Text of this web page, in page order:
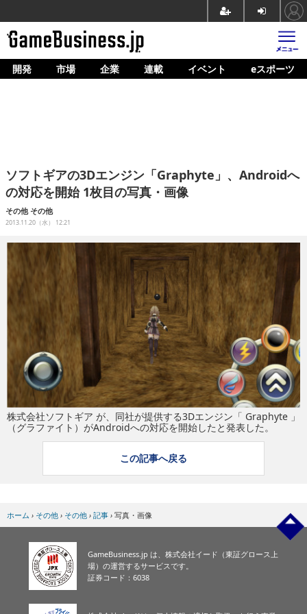
ホーム
企業動向
人材育成
連載
イベント/セミナー
eスポーツ
開発 市場 企業 連載 イベント eスポーツ
ソフトギアの3Dエンジン「Graphyte」、Androidへ
の対応を開始 1枚目の写真・画像
その他 その他
2013.11.20（水） 12:21
株式会社ソフトギア が、同社が提供する3Dエンジン「 Graphyte 」
（グラファイト）がAndroidへの対応を開始したと発表した。
この記事へ戻る
ホーム › その他 › その他 › 記事 › 写真・画像
GameBusiness.jp は、株式会社イード（東証グロース上
場）の運営するサービスです。
証券コード：6038